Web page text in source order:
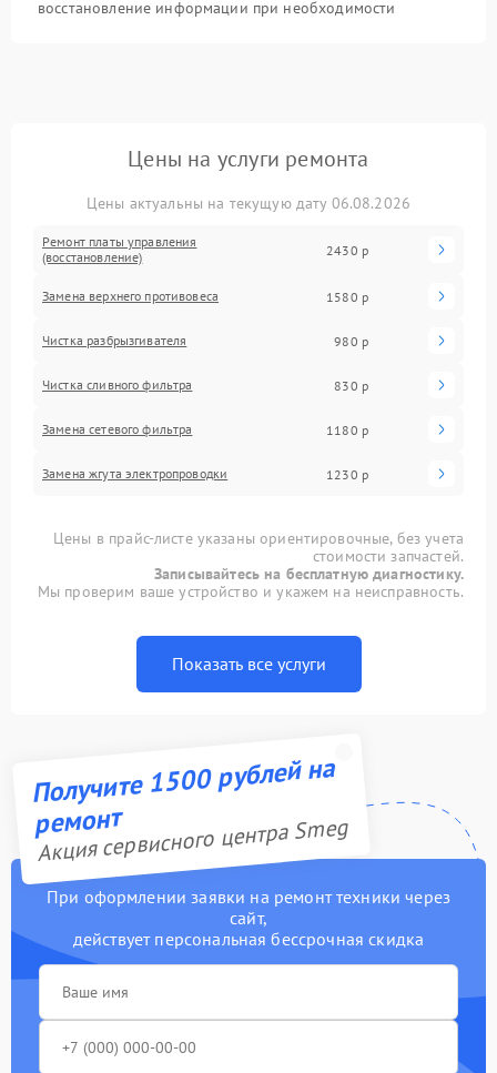
восстановление информации при необходимости
Цены на услуги ремонта
Цены актуальны на текущую дату 06.08.2026
Ремонт платы управления
(восстановление)
2430 р
Замена верхнего противовеса 1580 р
Чистка разбрызгивателя 980 р
Чистка сливного фильтра 830 р
Замена сетевого фильтра 1180 р
Замена жгута электропроводки 1230 р
Цены в прайс-листе указаны ориентировочные, без учета
стоимости запчастей.
Записывайтесь на бесплатную диагностику.
Мы проверим ваше устройство и укажем на неисправность.
Показать все услуги
Получите 1500 рублей на
ремонт
Акция сервисного центра Smeg
При оформлении заявки на ремонт техники через
сайт,
действует персональная бессрочная скидка